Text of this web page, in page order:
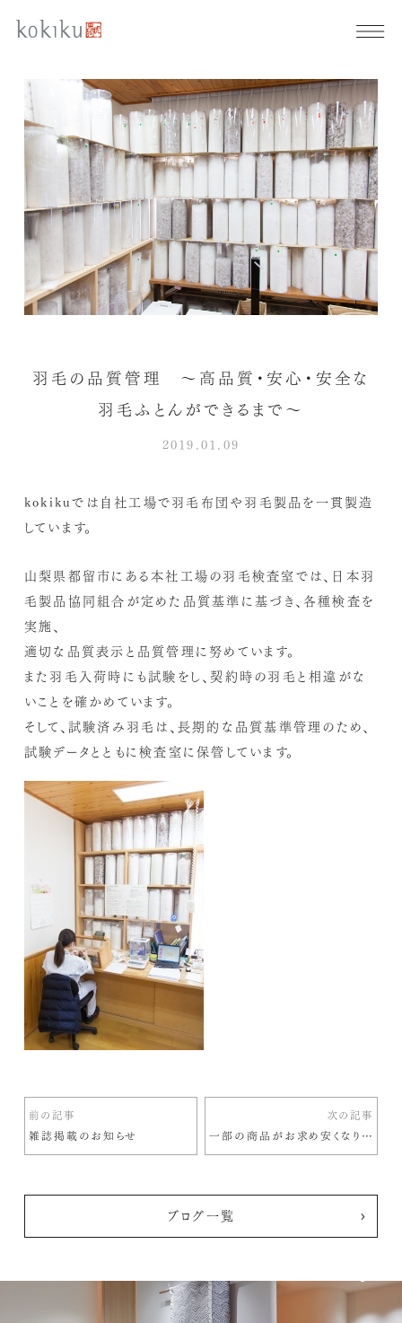
羽毛の品質管理 ～高品質・安心・安全な
羽毛ふとんができるまで～
2019.01.09
kokikuでは自社工場で羽毛布団や羽毛製品を一貫製造
しています。
山梨県都留市にある本社工場の羽毛検査室では、日本羽
毛製品協同組合が定めた品質基準に基づき、各種検査を
実施、
適切な品質表示と品質管理に努めています。
また羽毛入荷時にも試験をし、契約時の羽毛と相違がな
いことを確かめています。
そして、試験済み羽毛は、長期的な品質基準管理のため、
試験データとともに検査室に保管しています。
前の記事
雑誌掲載のお知らせ
次の記事
一部の商品がお求め安くなりました！
ブログ一覧